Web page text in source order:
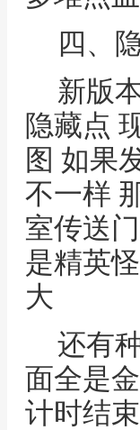
四、
新版
隐藏点
图 如果
不一样
室传送
是精英
大
还有
面全是
计时结